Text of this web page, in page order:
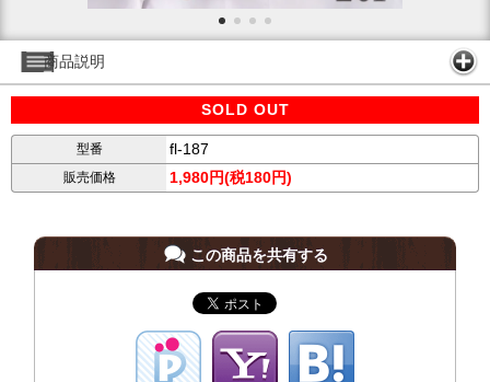
商品説明
SOLD OUT
型番 fl-187
販売価格 1,980円(税180円)
この商品を共有する